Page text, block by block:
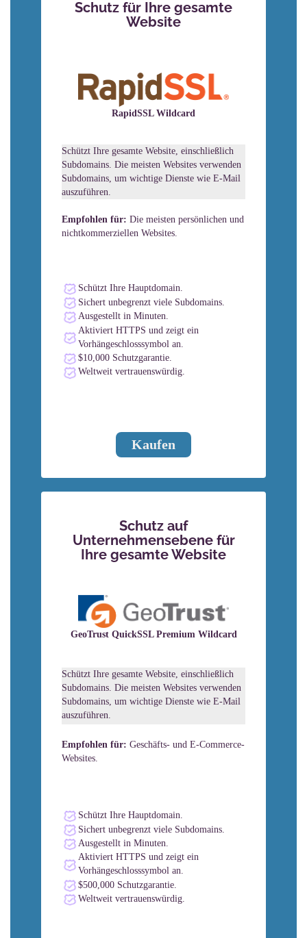
Schutz für Ihre gesamte
Website
RapidSSL Wildcard
Schützt Ihre gesamte Website, einschließlich
Subdomains. Die meisten Websites verwenden
Subdomains, um wichtige Dienste wie E-Mail
auszuführen.
Empfohlen für: Die meisten persönlichen und
nichtkommerziellen Websites.
Schützt Ihre Hauptdomain.
Sichert unbegrenzt viele Subdomains.
Ausgestellt in Minuten.
Aktiviert HTTPS und zeigt ein
Vorhängeschlosssymbol an.
$10,000 Schutzgarantie.
Weltweit vertrauenswürdig.
Kaufen
Schutz auf
Unternehmensebene für
Ihre gesamte Website
GeoTrust QuickSSL Premium Wildcard
Schützt Ihre gesamte Website, einschließlich
Subdomains. Die meisten Websites verwenden
Subdomains, um wichtige Dienste wie E-Mail
auszuführen.
Empfohlen für: Geschäfts- und E-Commerce-
Websites.
Schützt Ihre Hauptdomain.
Sichert unbegrenzt viele Subdomains.
Ausgestellt in Minuten.
Aktiviert HTTPS und zeigt ein
Vorhängeschlosssymbol an.
$500,000 Schutzgarantie.
Weltweit vertrauenswürdig.